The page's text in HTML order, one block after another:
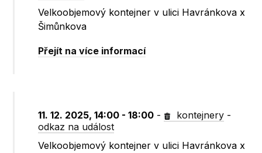
Velkoobjemový kontejner v ulici Havránkova x
Šimůnkova
Přejít na více informací
11. 12. 2025, 14:00 - 18:00 - kontejnery -
odkaz na událost
Velkoobjemový kontejner v ulici Havránkova x